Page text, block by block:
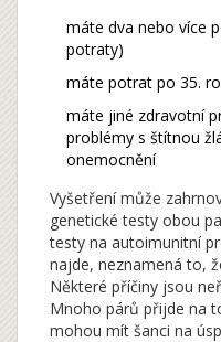
máte dva nebo více
potraty)
máte potrat po 35.
máte jiné zdravotní
problémy s štítnou
onemocnění
Vyšetření může
genetické testy obou
testy na autoimunitní
najde, neznamená to,
Některé příčiny jsou
Mnoho párů přijde na
mohou mít šanci na